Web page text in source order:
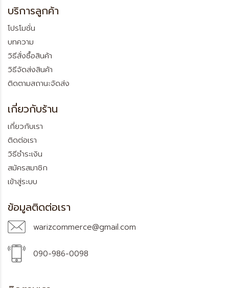
บริการลูกค้า
โปรโมชั่น
บทความ
วิธีสั่งซื้อสินค้า
วิธีจัดส่งสินค้า
ติดตามสถานะจัดส่ง
เกี่ยวกับร้าน
เกี่ยวกับเรา
ติดต่อเรา
วิธีชำระเงิน
สมัครสมาชิก
เข้าสู่ระบบ
ข้อมูลติดต่อเรา
warizcommerce@gmail.com
090-986-0098